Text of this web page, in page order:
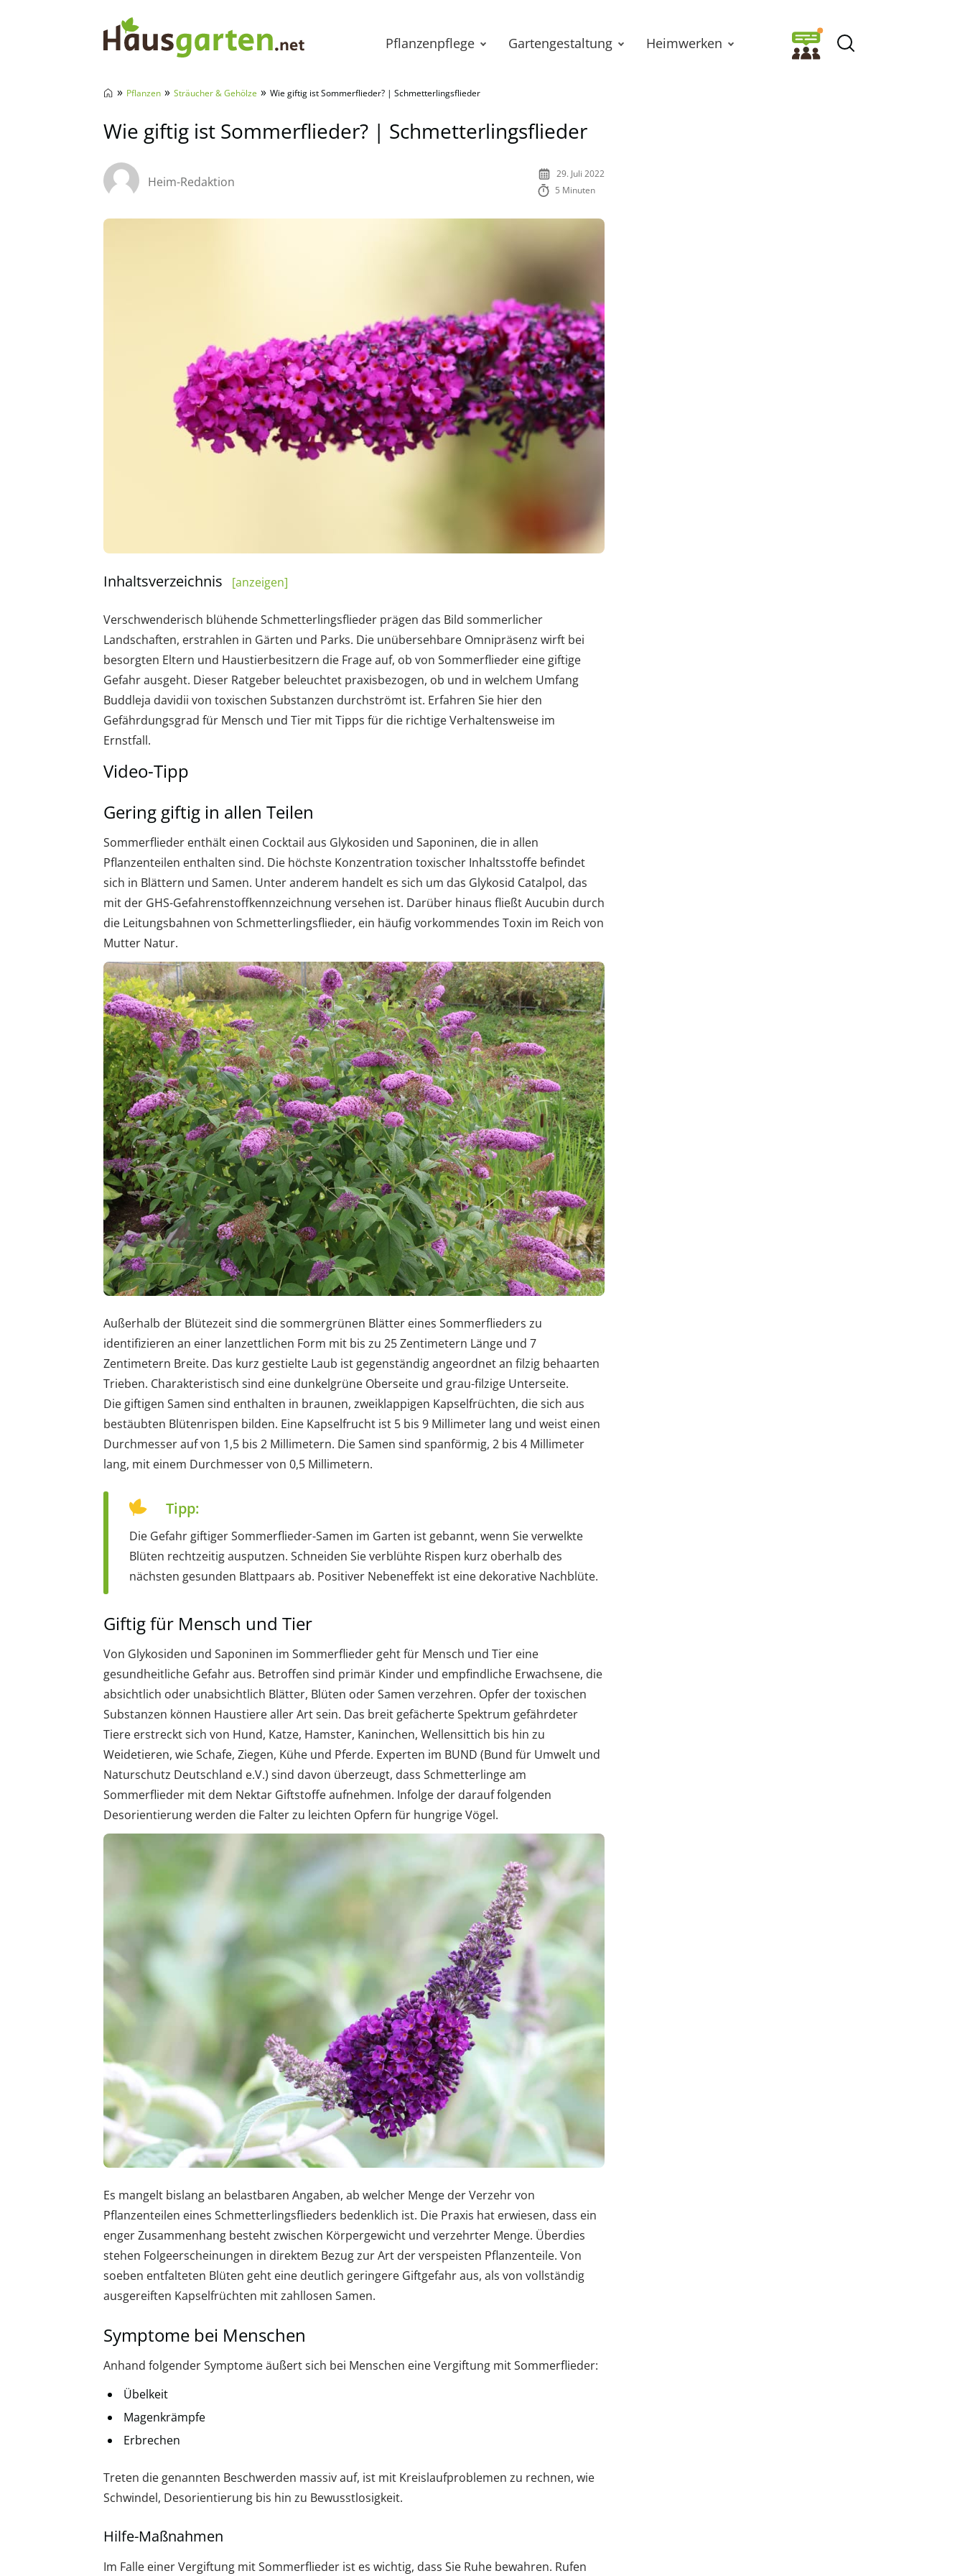
Pflanzenpflege Gartengestaltung Heimwerken
» Pflanzen » Sträucher & Gehölze » Wie giftig ist Sommerflieder? | Schmetterlingsflieder
Wie giftig ist Sommerflieder? | Schmetterlingsflieder
Heim-Redaktion
29. Juli 2022
5 Minuten
Inhaltsverzeichnis [anzeigen]
Verschwenderisch blühende Schmetterlingsflieder prägen das Bild sommerlicher
Landschaften, erstrahlen in Gärten und Parks. Die unübersehbare Omnipräsenz wirft bei
besorgten Eltern und Haustierbesitzern die Frage auf, ob von Sommerflieder eine giftige
Gefahr ausgeht. Dieser Ratgeber beleuchtet praxisbezogen, ob und in welchem Umfang
Buddleja davidii von toxischen Substanzen durchströmt ist. Erfahren Sie hier den
Gefährdungsgrad für Mensch und Tier mit Tipps für die richtige Verhaltensweise im
Ernstfall.
Video-Tipp
Gering giftig in allen Teilen
Sommerflieder enthält einen Cocktail aus Glykosiden und Saponinen, die in allen
Pflanzenteilen enthalten sind. Die höchste Konzentration toxischer Inhaltsstoffe befindet
sich in Blättern und Samen. Unter anderem handelt es sich um das Glykosid Catalpol, das
mit der GHS-Gefahrenstoffkennzeichnung versehen ist. Darüber hinaus fließt Aucubin durch
die Leitungsbahnen von Schmetterlingsflieder, ein häufig vorkommendes Toxin im Reich von
Mutter Natur.
Außerhalb der Blütezeit sind die sommergrünen Blätter eines Sommerflieders zu
identifizieren an einer lanzettlichen Form mit bis zu 25 Zentimetern Länge und 7
Zentimetern Breite. Das kurz gestielte Laub ist gegenständig angeordnet an filzig behaarten
Trieben. Charakteristisch sind eine dunkelgrüne Oberseite und grau-filzige Unterseite.
Die giftigen Samen sind enthalten in braunen, zweiklappigen Kapselfrüchten, die sich aus
bestäubten Blütenrispen bilden. Eine Kapselfrucht ist 5 bis 9 Millimeter lang und weist einen
Durchmesser auf von 1,5 bis 2 Millimetern. Die Samen sind spanförmig, 2 bis 4 Millimeter
lang, mit einem Durchmesser von 0,5 Millimetern.
Tipp:
Die Gefahr giftiger Sommerflieder-Samen im Garten ist gebannt, wenn Sie verwelkte
Blüten rechtzeitig ausputzen. Schneiden Sie verblühte Rispen kurz oberhalb des
nächsten gesunden Blattpaars ab. Positiver Nebeneffekt ist eine dekorative Nachblüte.
Giftig für Mensch und Tier
Von Glykosiden und Saponinen im Sommerflieder geht für Mensch und Tier eine
gesundheitliche Gefahr aus. Betroffen sind primär Kinder und empfindliche Erwachsene, die
absichtlich oder unabsichtlich Blätter, Blüten oder Samen verzehren. Opfer der toxischen
Substanzen können Haustiere aller Art sein. Das breit gefächerte Spektrum gefährdeter
Tiere erstreckt sich von Hund, Katze, Hamster, Kaninchen, Wellensittich bis hin zu
Weidetieren, wie Schafe, Ziegen, Kühe und Pferde. Experten im BUND (Bund für Umwelt und
Naturschutz Deutschland e.V.) sind davon überzeugt, dass Schmetterlinge am
Sommerflieder mit dem Nektar Giftstoffe aufnehmen. Infolge der darauf folgenden
Desorientierung werden die Falter zu leichten Opfern für hungrige Vögel.
Es mangelt bislang an belastbaren Angaben, ab welcher Menge der Verzehr von
Pflanzenteilen eines Schmetterlingsflieders bedenklich ist. Die Praxis hat erwiesen, dass ein
enger Zusammenhang besteht zwischen Körpergewicht und verzehrter Menge. Überdies
stehen Folgeerscheinungen in direktem Bezug zur Art der verspeisten Pflanzenteile. Von
soeben entfalteten Blüten geht eine deutlich geringere Giftgefahr aus, als von vollständig
ausgereiften Kapselfrüchten mit zahllosen Samen.
Symptome bei Menschen
Anhand folgender Symptome äußert sich bei Menschen eine Vergiftung mit Sommerflieder:
Übelkeit
Magenkrämpfe
Erbrechen
Treten die genannten Beschwerden massiv auf, ist mit Kreislaufproblemen zu rechnen, wie
Schwindel, Desorientierung bis hin zu Bewusstlosigkeit.
Hilfe-Maßnahmen
Im Falle einer Vergiftung mit Sommerflieder ist es wichtig, dass Sie Ruhe bewahren. Rufen